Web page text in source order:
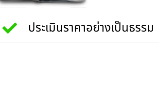
ประเมินราคาอย่างเป็นธรรม